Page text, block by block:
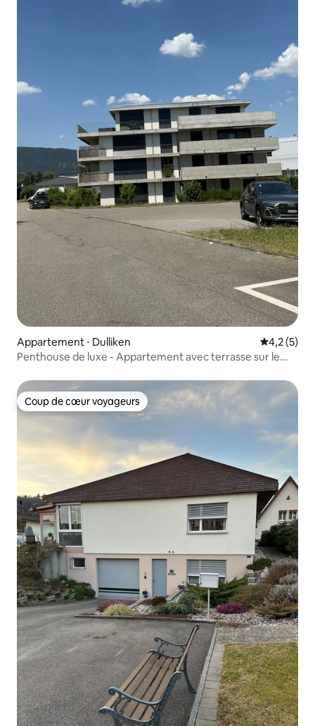
Appartement ⋅ Dulliken Évaluation
4,2 (5)
Penthouse de luxe - Appartement avec terrasse sur le
Coup de cœur voyageurs
Coup de cœur voyageurs